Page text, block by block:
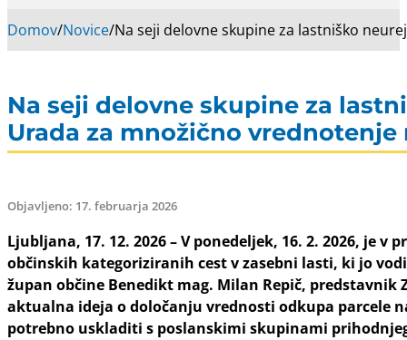
Domov/Novice/Na seji delovne skupine za lastniško
Na seji delovne skupine za
Urada za množično
Objavljeno: 17. februarja 2026
Ljubljana, 17. 12. 2026 – V ponedeljek, 16. 2. 2026, je
občinskih kategoriziranih cest v zasebni lasti, ki jo
župan občine Benedikt mag. Milan Repič, predstavnik
aktualna ideja o določanju vrednosti odkupa parcele
potrebno uskladiti s poslanskimi skupinami